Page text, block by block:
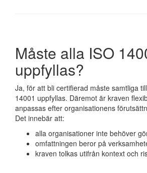
Måste alla ISO
uppfyllas?
Ja, för att bli certifierad måste samtliga
14001 uppfyllas. Däremot är kraven
anpassas efter organisationens
Det innebär att:
alla organisationer inte behöver
omfattningen beror på
kraven tolkas utifrån kontext och